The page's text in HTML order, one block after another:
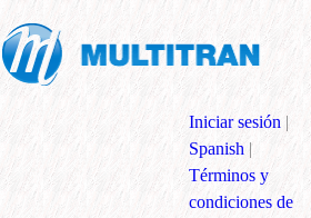
Iniciar sesión |
Spanish |
Términos y
condiciones de